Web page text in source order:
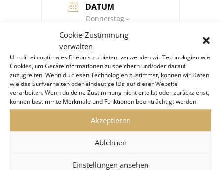
Cookie-Zustimmung
verwalten
Um dir ein optimales Erlebnis zu bieten, verwenden wir Technologien wie
Cookies, um Geräteinformationen zu speichern und/oder darauf
zuzugreifen. Wenn du diesen Technologien zustimmst, können wir Daten
wie das Surfverhalten oder eindeutige IDs auf dieser Website
verarbeiten. Wenn du deine Zustimmung nicht erteilst oder zurückziehst,
können bestimmte Merkmale und Funktionen beeinträchtigt werden.
Akzeptieren
Ablehnen
Einstellungen ansehen
DATUM
Donnerstag -
+ Zu Google Kalender hinzufügen